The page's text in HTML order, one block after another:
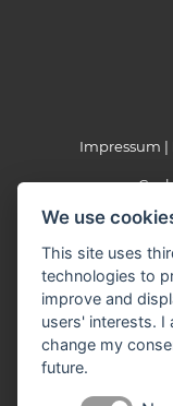
Impressum
We use
This site uses
technologies to
improve and
users' interests. I
change my
future.